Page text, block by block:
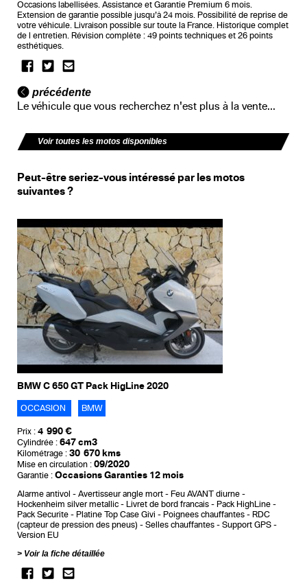
Occasions labellisées. Assistance et Garantie Premium 6 mois.
Extension de garantie possible jusqu’à 24 mois. Possibilité de reprise de
votre véhicule. Livraison possible sur toute la France. Historique complet
de l entretien. Révision complète : 49 points techniques et 26 points
esthétiques.
précédente
Le véhicule que vous recherchez n'est plus à la vente...
Voir toutes les motos disponibles
Peut-être seriez-vous intéressé par les motos
suivantes ?
BMW C 650 GT Pack HigLine 2020
OCCASION BMW
Prix : 4 990 €
Cylindrée : 647 cm3
Kilométrage : 30 670 kms
Mise en circulation : 09/2020
Garantie : Occasions Garanties 12 mois
Alarme antivol Avertisseur angle mort
Feu AVANT diurne
Hockenheim silver metallic
Livret de bord francais
Pack HighLine
Pack Securite
Platine Top Case Givi Poignees chauffantes
RDC
(capteur de pression des pneus)
Selles chauffantes
Support GPS
Version EU
Voir la fiche détaillée